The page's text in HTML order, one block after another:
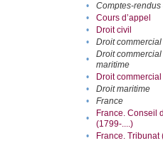
•
Comptes-
•
Cours d’appel
•
Droit civil
•
Droit commercial
•
Droit
maritime
• Droit
•
Droit maritime
•
France
•
France. Conseil
(1799-....)
• France.